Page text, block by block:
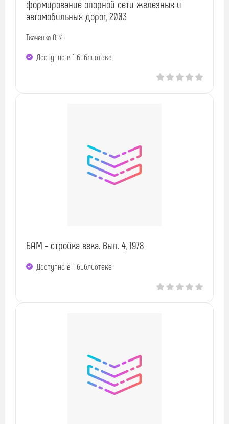
формирование опорной сети железных и
автомобильных дорог, 2003
Ткаченко В. Я.
Доступно в 1 библиотекe
БАМ - стройка века. Вып. 4, 1978
Доступно в 1 библиотекe